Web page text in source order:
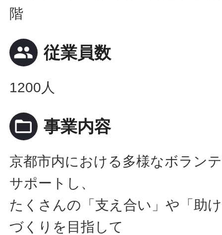
階
people 従業員数
1200人
folder_open 事業内容
京都市内における多様なボラン
サポートし、
たくさんの「支え合い」や「助
づくりを目指して